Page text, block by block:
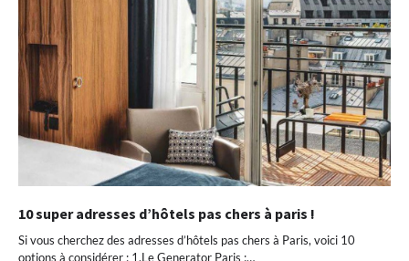
10 super adresses d’hôtels pas chers à paris !
Si vous cherchez des adresses d’hôtels pas chers à Paris, voici 10
options à considérer : 1.Le Generator Paris :…